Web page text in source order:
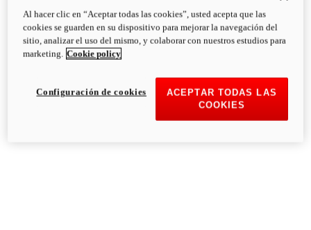
Al hacer clic en “Aceptar todas las cookies”, usted acepta que las
cookies se guarden en su dispositivo para mejorar la navegación del
sitio, analizar el uso del mismo, y colaborar con nuestros estudios para
marketing. Cookie policy
ACEPTAR TODAS LAS
COOKIES
Configuración de cookies